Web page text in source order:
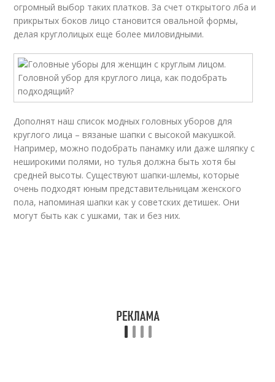
огромный выбор таких платков. За счет открытого лба и
прикрытых боков лицо становится овальной формы,
делая круглолицых еще более миловидными.
Дополнят наш список модных головных уборов для
круглого лица – вязаные шапки с высокой макушкой.
Например, можно подобрать панамку или даже шляпку с
неширокими полями, но тулья должна быть хотя бы
средней высоты. Существуют шапки-шлемы, которые
очень подходят юным представительницам женского
пола, напоминая шапки как у советских детишек. Они
могут быть как с ушками, так и без них.